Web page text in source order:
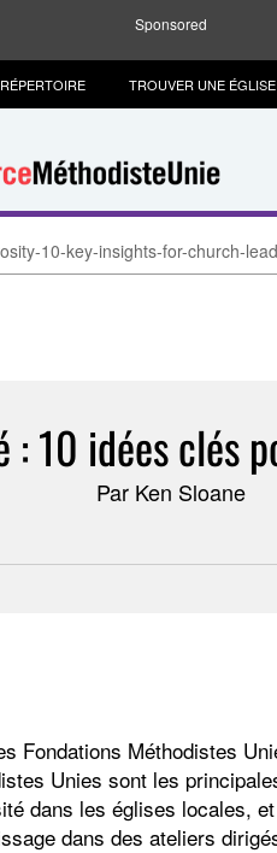
Sponsored
RÉPERTOIRE TROUVER UNE ÉGLISE
10-key-insights-for-church-
10 idées clés
Par Ken Sloane
Fondations Méthodistes
Unies sont les
dans les églises locales,
dans des ateliers